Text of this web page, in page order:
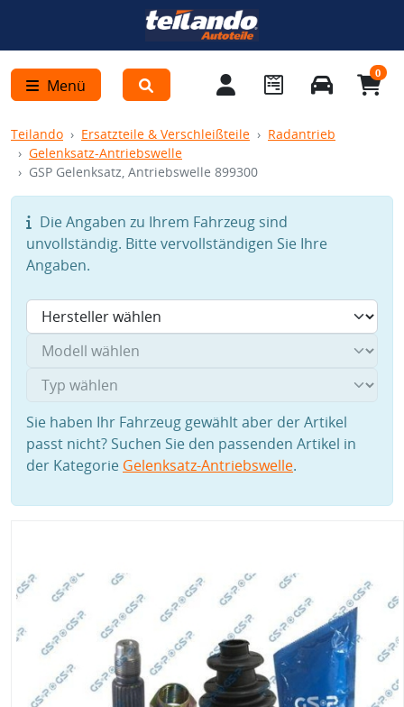
Menü
0
Teilando Ersatzteile & Verschleißteile
Radantrieb
Gelenksatz-Antriebswelle
GSP Gelenksatz, Antriebswelle 899300
Die Angaben zu Ihrem Fahrzeug sind
unvollständig. Bitte vervollständigen Sie Ihre
Angaben.
Sie haben Ihr Fahrzeug gewählt aber der Artikel
passt nicht? Suchen Sie den passenden Artikel in
der Kategorie Gelenksatz-Antriebswelle.